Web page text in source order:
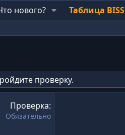
нового? Таблица BISS
проверку.
Проверка
Обязательно